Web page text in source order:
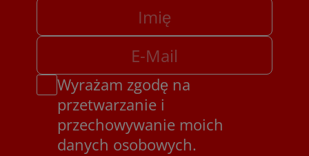
Wyrażam zgodę na
przetwarzanie i
przechowywanie moich
danych osobowych.